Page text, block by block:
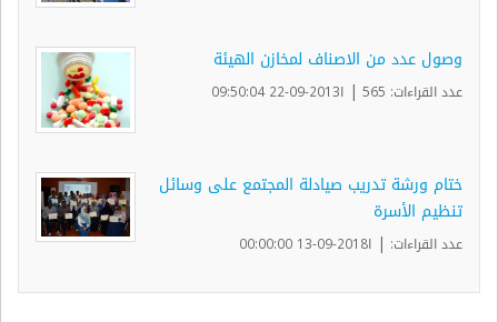
وصول عدد من الاصناف لمخازن الهيئة
عدد القراءات: 565 | ا2013-09-22 09:50:04
ختام ورشة تدريب صيادلة المجتمع على وسائل
تنظيم الأسرة
عدد القراءات: | ا2018-09-13 00:00:00